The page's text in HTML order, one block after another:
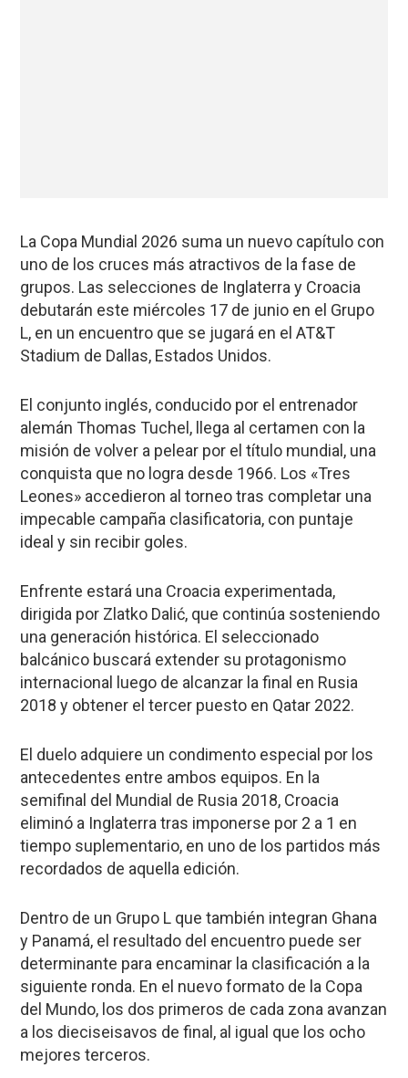
La Copa Mundial 2026 suma un nuevo capítulo con
uno de los cruces más atractivos de la fase de
grupos. Las selecciones de Inglaterra y Croacia
debutarán este miércoles 17 de junio en el Grupo
L, en un encuentro que se jugará en el AT&T
Stadium de Dallas, Estados Unidos.
El conjunto inglés, conducido por el entrenador
alemán Thomas Tuchel, llega al certamen con la
misión de volver a pelear por el título mundial, una
conquista que no logra desde 1966. Los «Tres
Leones» accedieron al torneo tras completar una
impecable campaña clasificatoria, con puntaje
ideal y sin recibir goles.
Enfrente estará una Croacia experimentada,
dirigida por Zlatko Dalić, que continúa sosteniendo
una generación histórica. El seleccionado
balcánico buscará extender su protagonismo
internacional luego de alcanzar la final en Rusia
2018 y obtener el tercer puesto en Qatar 2022.
El duelo adquiere un condimento especial por los
antecedentes entre ambos equipos. En la
semifinal del Mundial de Rusia 2018, Croacia
eliminó a Inglaterra tras imponerse por 2 a 1 en
tiempo suplementario, en uno de los partidos más
recordados de aquella edición.
Dentro de un Grupo L que también integran Ghana
y Panamá, el resultado del encuentro puede ser
determinante para encaminar la clasificación a la
siguiente ronda. En el nuevo formato de la Copa
del Mundo, los dos primeros de cada zona avanzan
a los dieciseisavos de final, al igual que los ocho
mejores terceros.